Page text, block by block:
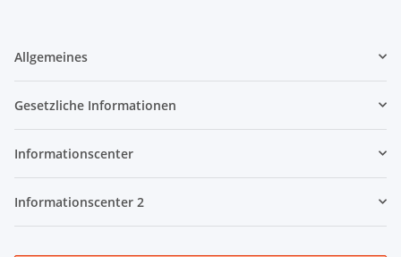
Allgemeines
Gesetzliche Informationen
Informationscenter
Informationscenter 2